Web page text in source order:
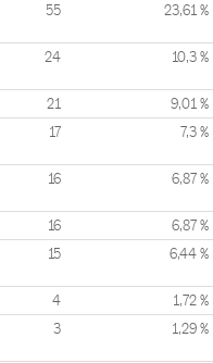
55 23,61 %
24 10,3 %
21 9,01 %
17 7,3 %
16 6,87 %
16 6,87 %
15 6,44 %
4 1,72 %
3 1,29 %